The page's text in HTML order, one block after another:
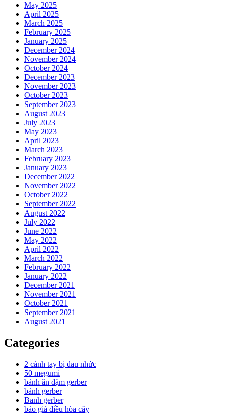
May 2025
April 2025
March 2025
February 2025
January 2025
December 2024
November 2024
October 2024
December 2023
November 2023
October 2023
September 2023
August 2023
July 2023
May 2023
April 2023
March 2023
February 2023
January 2023
December 2022
November 2022
October 2022
September 2022
August 2022
July 2022
June 2022
May 2022
April 2022
March 2022
February 2022
January 2022
December 2021
November 2021
October 2021
September 2021
August 2021
Categories
2 cánh tay bị đau nhức
50 megumi
bánh ăn dặm gerber
bánh gerber
Banh gerber
báo giá điều hòa cây